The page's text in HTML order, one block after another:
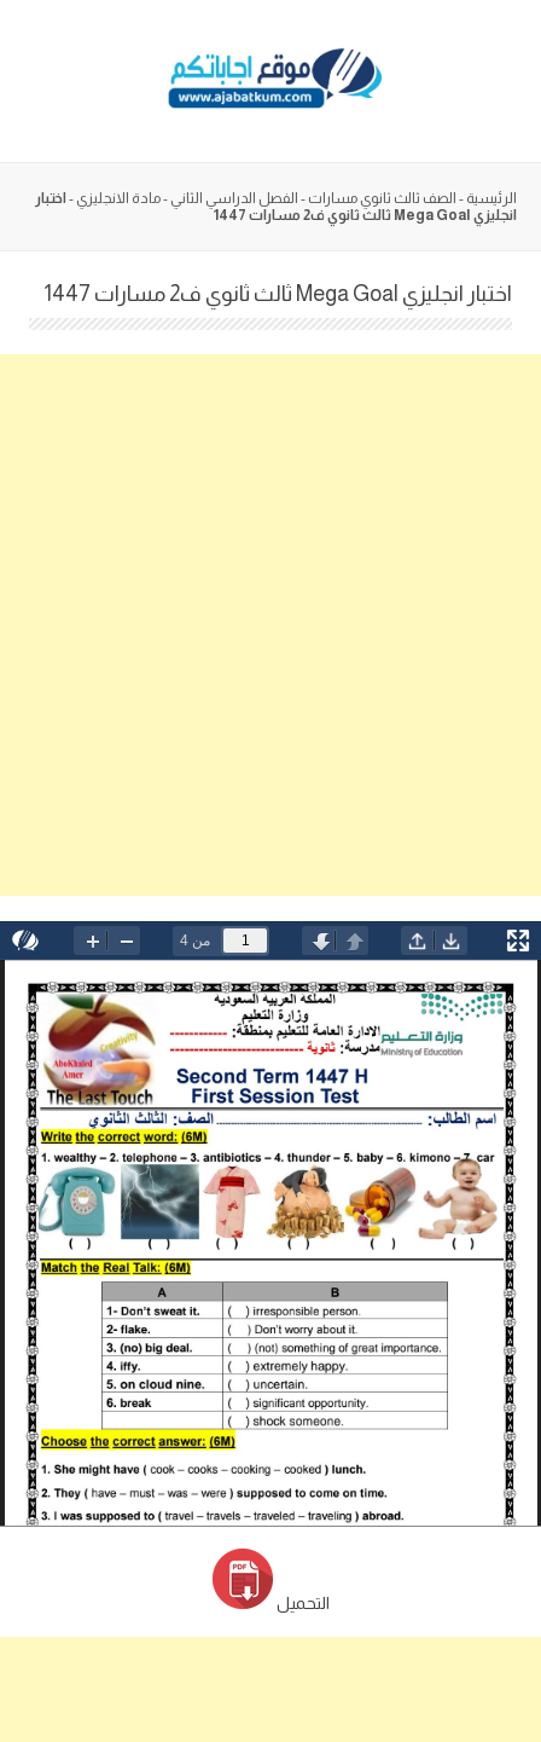
الرئيسية - الصف ثالث ثانوي مسارات - الفصل الدراسي الثاني -مادة الانجليزي - اختبار
انجليزي Mega Goal ثالث ثانوي ف2 مسارات 1447
اختبار انجليزي Mega Goal ثالث ثانوي ف2 مسارات 1447
التحميل